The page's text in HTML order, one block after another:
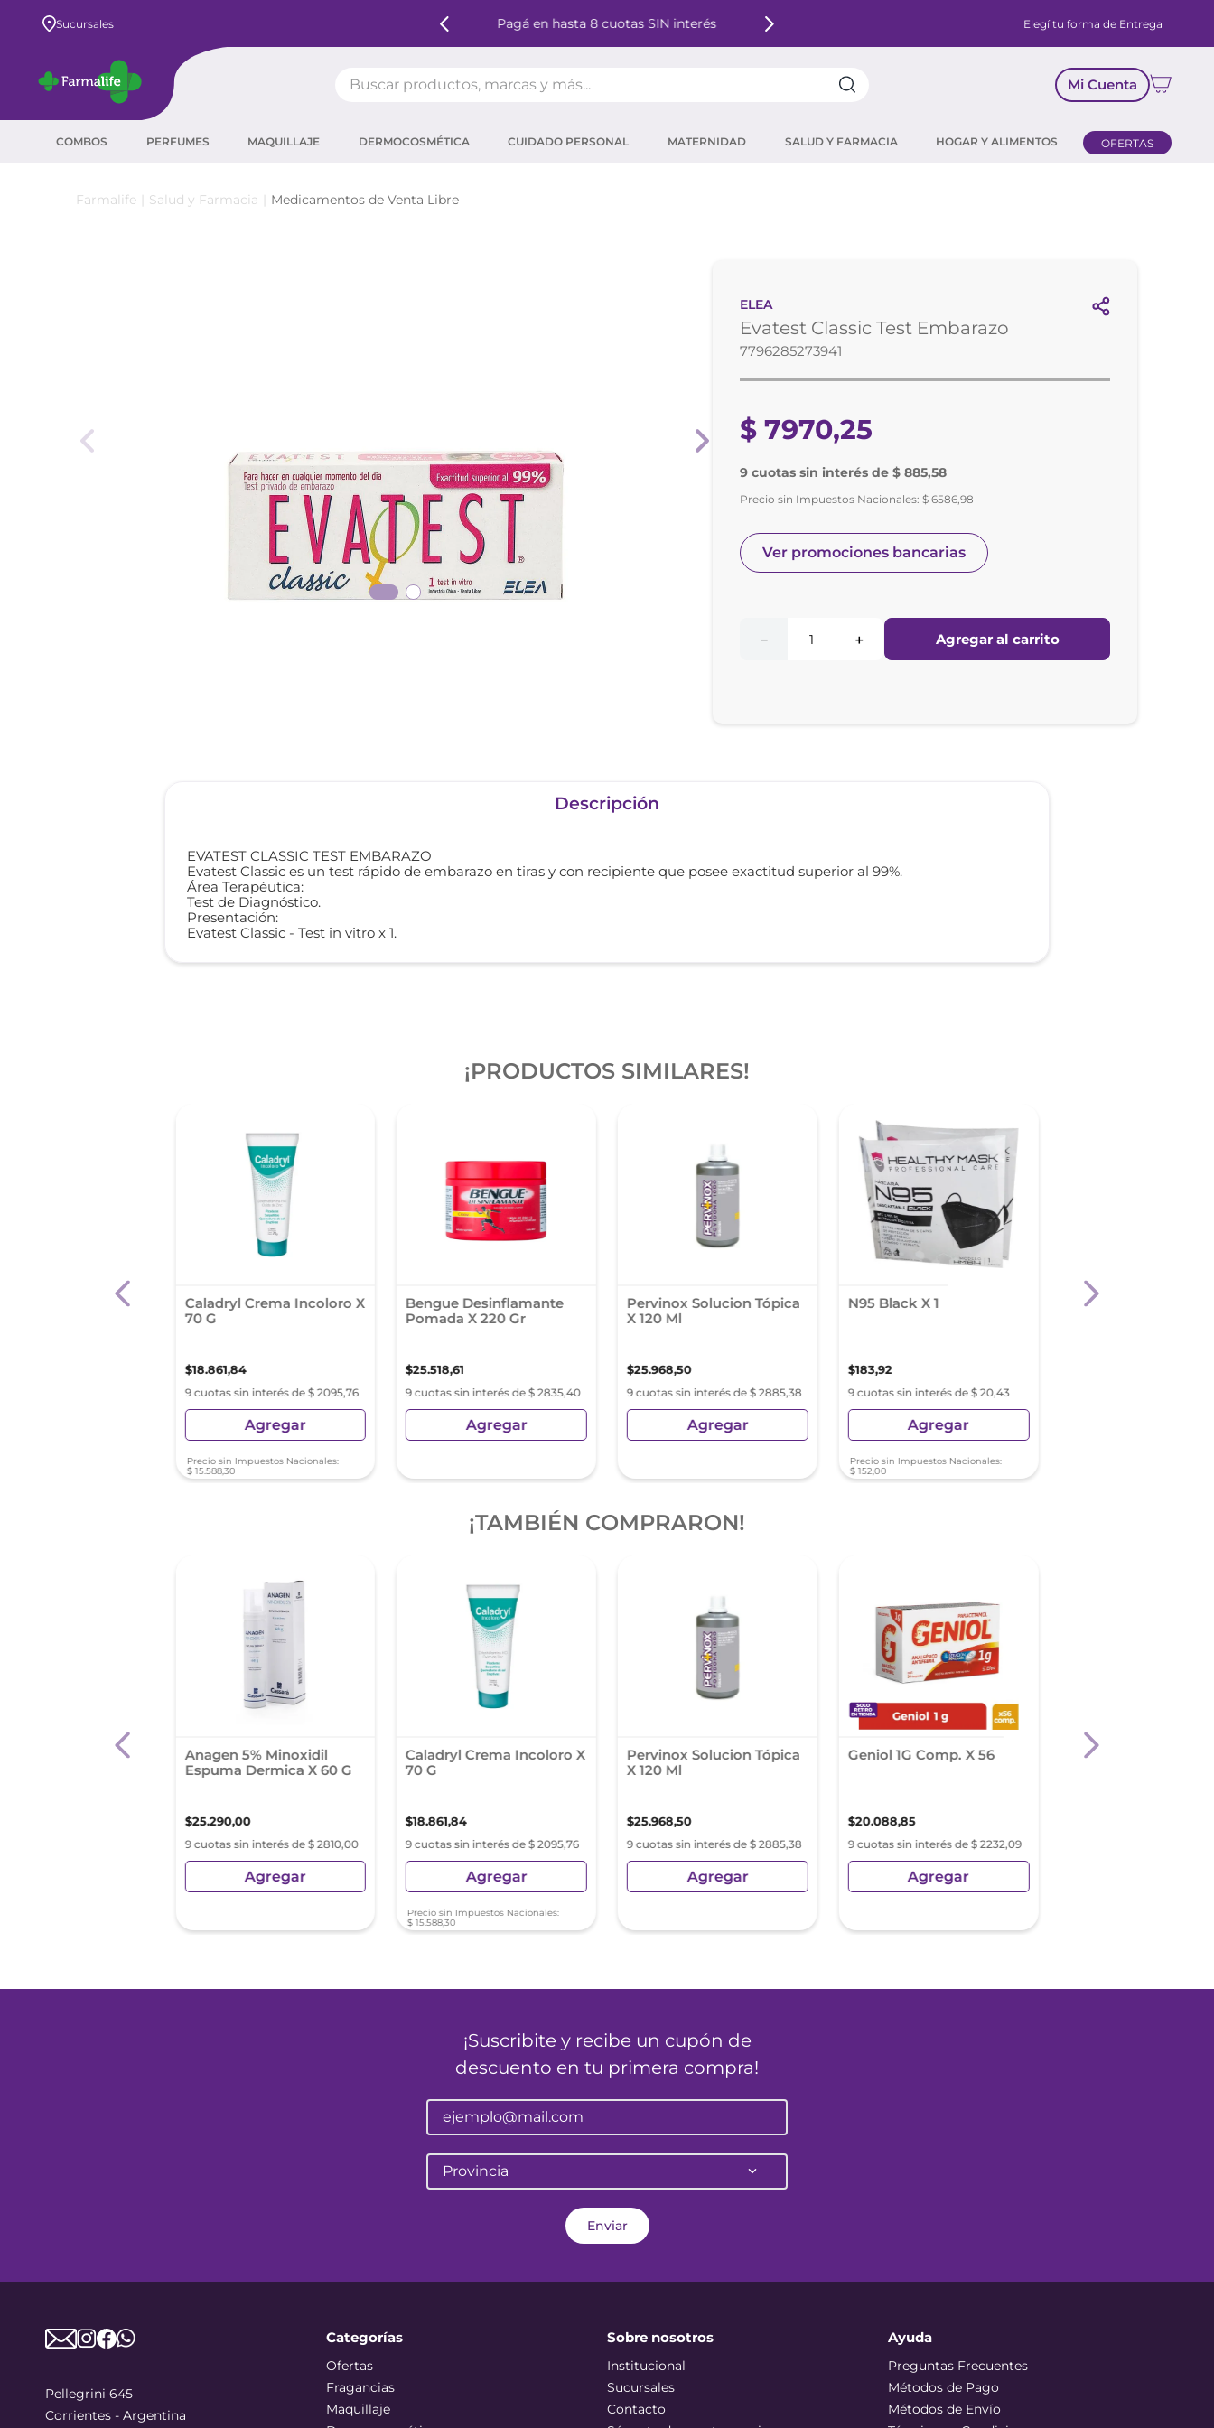
Sucursales Pagá en hasta 8 cuotas SIN interés Elegí tu forma de Entrega
Mi Cuenta
COMBOS PERFUMES MAQUILLAJE DERMOCOSMÉTICA CUIDADO PERSONAL MATERNIDAD SALUD Y FARMACIA HOGAR Y ALIMENTOS OFERTAS
Salud y Farmacia Medicamentos de Venta Libre
ELEA
Evatest Classic Test Embarazo
7796285273941
$ 7970,25
9 cuotas sin interés de $ 885,58
Precio sin Impuestos Nacionales:$ 6586,98
Ver promociones bancarias
＋
－ Agregar al carrito
Descripción
EVATEST CLASSIC TEST EMBARAZO
Evatest Classic es un test rápido de embarazo en tiras y con recipiente que posee exactitud superior al 99%.
Área Terapéutica:
Test de Diagnóstico.
Presentación:
Evatest Classic - Test in vitro x 1.
¡PRODUCTOS SIMILARES!
Caladryl Crema Incoloro X
70 G
$18.861,84
9 cuotas sin interés de $ 2095,76
Agregar
Precio sin Impuestos Nacionales:
$ 15.588,30
Bengue Desinflamante
Pomada X 220 Gr
$25.518,61
9 cuotas sin interés de $ 2835,40
Agregar
Pervinox Solucion Tópica
X 120 Ml
$25.968,50
9 cuotas sin interés de $ 2885,38
Agregar
N95 Black X 1
$183,92
9 cuotas sin interés de $ 20,43
Agregar
Precio sin Impuestos Nacionales:
$ 152,00
Sindol 600 600 Mg
¡TAMBIÉN COMPRARON!
Max Rapida
Anagen 5% Minoxidil
Espuma Dermica X 60 G
$25.290,00
9 cuotas sin interés de $ 2810,00
Agregar
Caladryl Crema Incoloro X
70 G
$18.861,84
9 cuotas sin interés de $ 2095,76
Agregar
Precio sin Impuestos Nacionales:
$ 15.588,30
Pervinox Solucion Tópica
X 120 Ml
$25.968,50
9 cuotas sin interés de $ 2885,38
Agregar
Geniol 1G Comp. X 56
$20.088,85
9 cuotas sin interés de $ 2232,09
Agregar
Ibutenk Vl 400 Mg
¡Suscribite y recibe un cupón de
descuento en tu primera compra!
Provincia
Enviar
Pellegrini 645
Corrientes - Argentina
Categorías
Ofertas
Fragancias
Maquillaje
Sobre nosotros
Institucional
Sucursales
Contacto
Ayuda
Preguntas Frecuentes
Métodos de Pago
Métodos de Envío